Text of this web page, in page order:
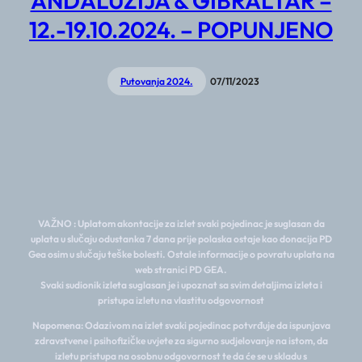
12.-19.10.2024. – POPUNJENO
Putovanja 2024. 07/11/2023
VAŽNO : Uplatom akontacije za izlet svaki pojedinac je suglasan da
uplata u slučaju odustanka 7 dana prije polaska ostaje kao donacija PD
Gea osim u slučaju teške bolesti. Ostale informacije o povratu uplata na
web stranici PD GEA.
Svaki sudionik izleta suglasan je i upoznat sa svim detaljima izleta i
pristupa izletu na vlastitu odgovornost
Napomena: Odazivom na izlet svaki pojedinac potvrđuje da ispunjava
zdravstvene i psihofizičke uvjete za sigurno sudjelovanje na istom, da
izletu pristupa na osobnu odgovornost te da će se u skladu s